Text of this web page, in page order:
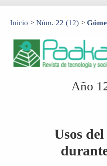
Inicio > Núm. 22 (12) >
Año
Usos